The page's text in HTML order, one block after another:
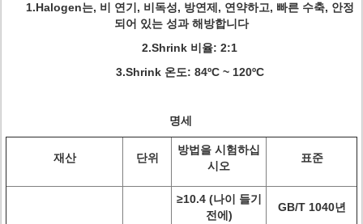
1.Halogen는, 비 연기, 비독성, 방연제, 연약하고, 빠른 수축, 안정
되어 있는 성과 해방합니다
2.Shrink 비율: 2:1
3.Shrink 온도: 84ºC ~ 120ºC
명세
재산 단위
방법을 시험하십
시오
표준
≥10.4 (나이 들기
전에)
GB/T 1040년